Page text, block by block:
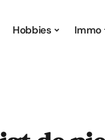
Hobbies Immo